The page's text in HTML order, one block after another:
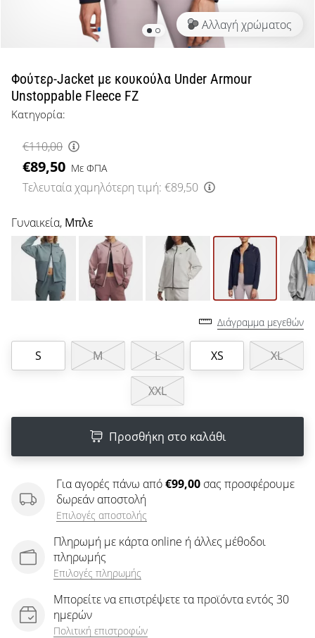
μπάσκετ
όπως
εμείς;
Έλα
μας
ως
πρεσβευτής
της
μας.
Εμφάνιση
όλων των
Αλλαγή χρώματος
Φούτερ-Jacket με κουκούλα Under Armour
Unstoppable Fleece FZ
Κατηγορία:
€110,00
€89,50 Με ΦΠΑ
Τελευταία χαμηλότερη τιμή: €89,50
Γυναικεία, Μπλε
Διάγραμμα μεγεθών
S M L XS XL
XXL
Προσθήκη στο καλάθι
Για αγορές πάνω από€99,00 σας προσφέρουμε
δωρεάν αποστολή
Επιλογές αποστολής
Πληρωμή με κάρτα online ή άλλες μέθοδοι
πληρωμής
Επιλογές πληρωμής
Μπορείτε να επιστρέψετε τα προϊόντα εντός 30
ημερών
Πολιτική επιστροφών